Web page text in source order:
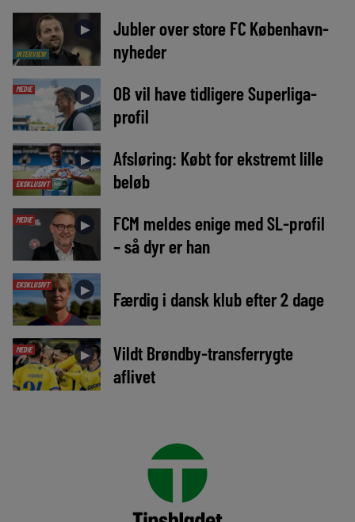
INTERVIEW
►
Jubler over store FC København-
nyheder
MEDIE ►
OB vil have tidligere Superliga-
profil
EKSKLUSIVT
►
Afsløring: Købt for ekstremt lille
beløb
MEDIE ►
FCM meldes enige med SL-profil
– så dyr er han
EKSKLUSIVT ► Færdig i dansk klub efter 2 dage
MEDIE ►
Vildt Brøndby-transferrygte
aflivet